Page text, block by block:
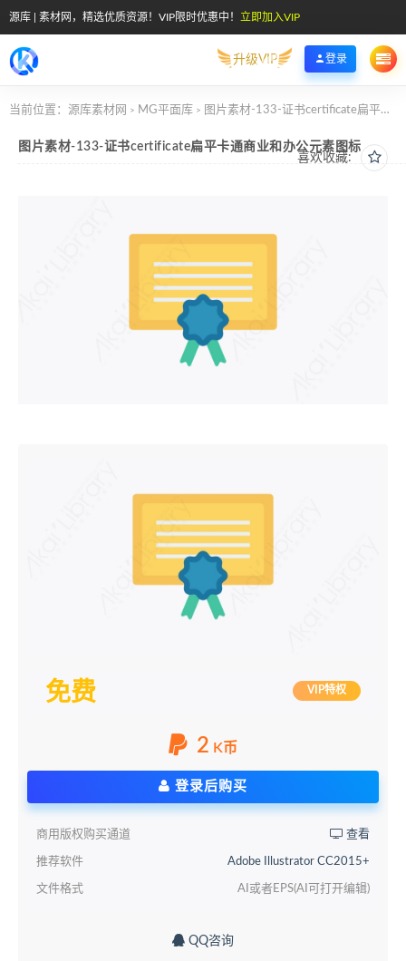
源库 | 素材网，精选优质资源！VIP限时优惠中！ 立即加入VIP
升级VIP 登录
当前位置： 源库素材网 > MG平面库 > 图片素材-133-证书certificate扁平卡通商业和办公元素图标
喜欢收藏:
图片素材-133-证书certificate扁平卡通商业和办公元素图标
免费 VIP特权
2 K币
登录后购买
商用版权购买通道 查看
推荐软件 Adobe Illustrator CC2015+
文件格式 AI或者EPS(AI可打开编辑)
QQ咨询